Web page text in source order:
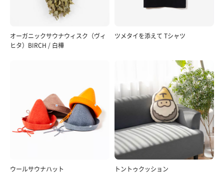
オーガニックサウナウィスク（ヴィ
ヒタ）BIRCH / 白樺
ツメタイを添えて Tシャツ
ウールサウナハット トントゥクッション